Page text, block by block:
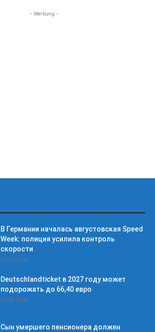
- Werbung -
В Германии началась августовская Speed
Week: полиция усилила контроль
скорости
04.08.2026
Deutschlandticket в 2027 году может
подорожать до 66,40 евро
04.08.2026
Сын умершего пенсионера должен